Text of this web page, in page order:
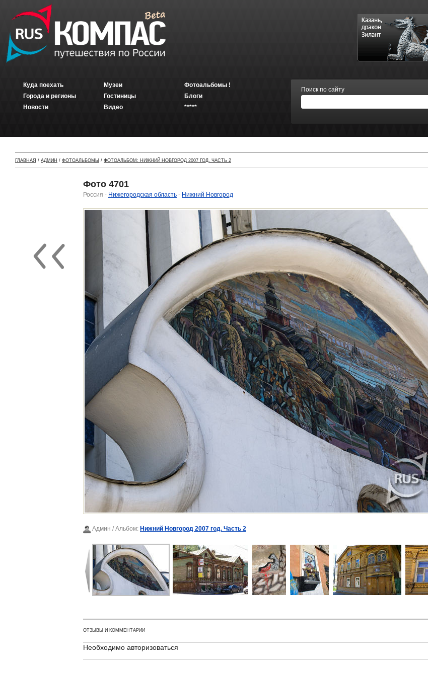
Куда поехать
Города и регионы
Новости
Музеи
Гостиницы
Видео
Фотоальбомы !
Блоги
*****
Поиск по сайту
ГЛАВНАЯ / АДМИН / ФОТОАЛЬБОМЫ / ФОТОАЛЬБОМ: НИЖНИЙ НОВГОРОД 2007 ГОД. ЧАСТЬ 2
Фото 4701
Россия - Нижегородская область - Нижний Новгород
Админ / Альбом: Нижний Новгород 2007 год. Часть 2
ОТЗЫВЫ И КОММЕНТАРИИ
Необходимо авторизоваться